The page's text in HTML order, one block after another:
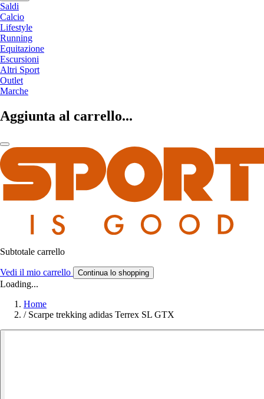
Saldi
Calcio
Lifestyle
Running
Equitazione
Escursioni
Altri Sport
Outlet
Marche
Aggiunta al carrello...
Subtotale carrello
Vedi il mio carrello Continua lo shopping
Loading...
Home
/ Scarpe trekking adidas Terrex SL GTX